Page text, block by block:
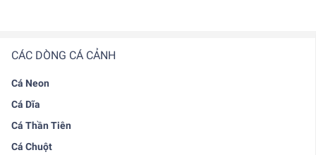
CÁC DÒNG CÁ CẢNH
Cá Neon
Cá Dĩa
Cá Thần Tiên
Cá Chuột